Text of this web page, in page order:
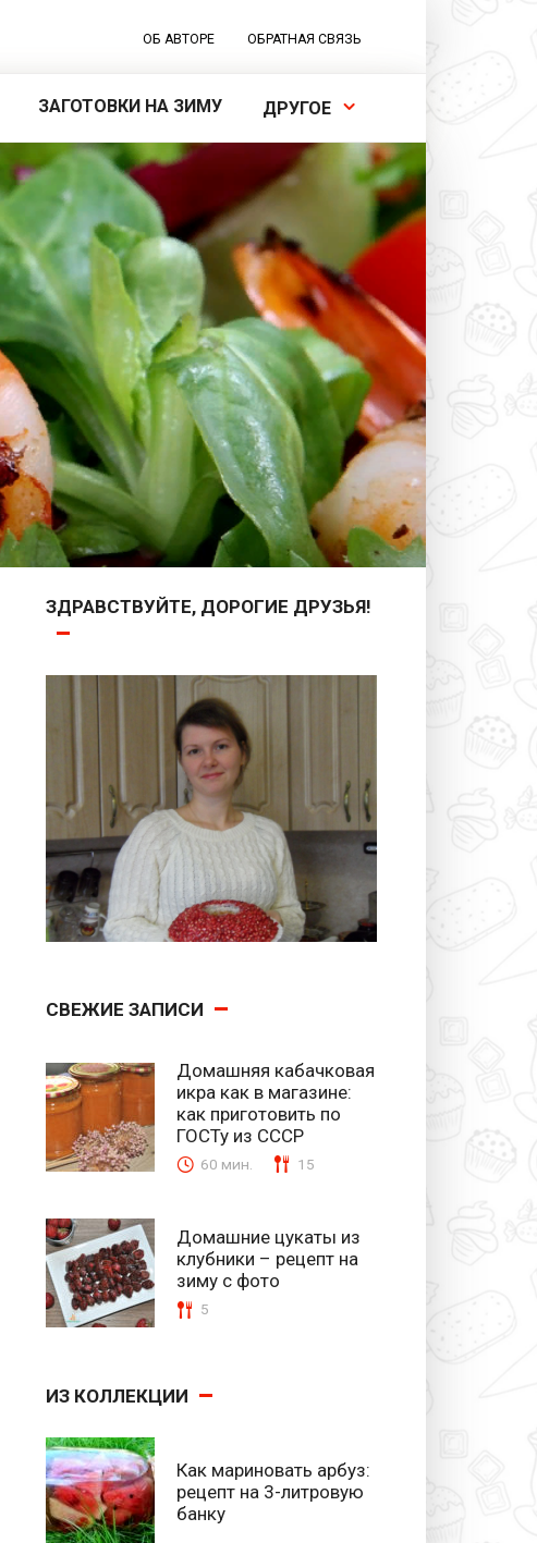
ОБ АВТОРЕ ОБРАТНАЯ СВЯЗЬ
ЗАГОТОВКИ НА ЗИМУ ДРУГОЕ
ЗДРАВСТВУЙТЕ, ДОРОГИЕ ДРУЗЬЯ!
СВЕЖИЕ ЗАПИСИ
Домашняя кабачковая
икра как в магазине:
как приготовить по
ГОСТу из СССР
60 мин. 15
Домашние цукаты из
клубники – рецепт на
зиму с фото
5
ИЗ КОЛЛЕКЦИИ
Как мариновать арбуз:
рецепт на 3-литровую
банку